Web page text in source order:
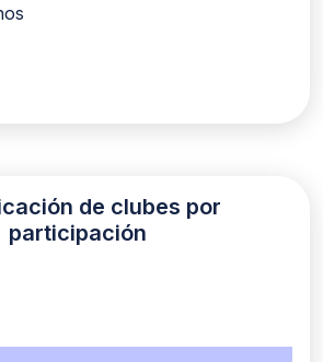
de clubes por
participación